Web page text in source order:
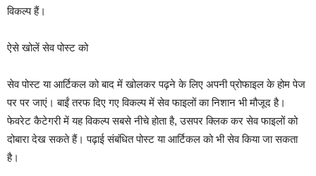
विकल्प हैं।
ऐसे खोलें सेव पोस्ट को
सेव पोस्ट या आर्टिकल को बाद में खोलकर पढ़ने के लिए अपनी प्रोफाइल के होम पेज
पर पर जाएं। बाईं तरफ दिए गए विकल्प में सेव फाइलों का निशान भी मौजूद है।
फेवरेट कैटेगरी में यह विकल्प सबसे नीचे होता है, उसपर क्लिक कर सेव फाइलों को
दोबारा देख सकते हैं। पढ़ाई संबंधित पोस्ट या आर्टिकल को भी सेव किया जा सकता
है।